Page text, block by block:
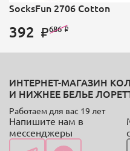
SocksFun 2706 Cotton
392 686
ИНТЕРНЕТ-МАГАЗИН
И НИЖНЕЕ БЕЛЬЕ
Работаем для вас 19 лет
Напишите нам в
мессенджеры